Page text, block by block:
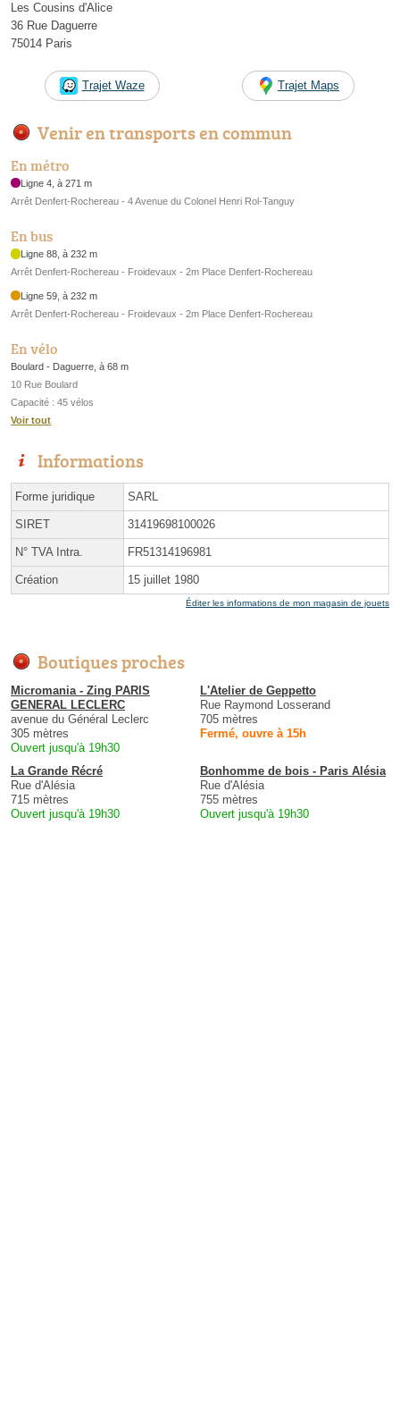
Les Cousins d'Alice
36 Rue Daguerre
75014 Paris
Trajet Waze Trajet Maps
Venir en transports en commun
En métro
Ligne 4, à 271 m
Arrêt Denfert-Rochereau - 4 Avenue du Colonel Henri Rol-Tanguy
En bus
Ligne 88, à 232 m
Arrêt Denfert-Rochereau - Froidevaux - 2m Place Denfert-Rochereau
Ligne 59, à 232 m
Arrêt Denfert-Rochereau - Froidevaux - 2m Place Denfert-Rochereau
En vélo
Boulard - Daguerre, à 68 m
10 Rue Boulard
Capacité : 45 vélos
Voir tout
Informations
Forme juridique SARL
SIRET 31419698100026
N° TVA Intra. FR51314196981
Création 15 juillet 1980
Éditer les informations de mon magasin de jouets
Boutiques proches
Micromania - Zing PARIS
GENERAL LECLERC
avenue du Général Leclerc
305 mètres
Ouvert jusqu'à 19h30
L'Atelier de Geppetto
Rue Raymond Losserand
705 mètres
Fermé, ouvre à 15h
La Grande Récré
Rue d'Alésia
715 mètres
Ouvert jusqu'à 19h30
Bonhomme de bois - Paris Alésia
Rue d'Alésia
755 mètres
Ouvert jusqu'à 19h30